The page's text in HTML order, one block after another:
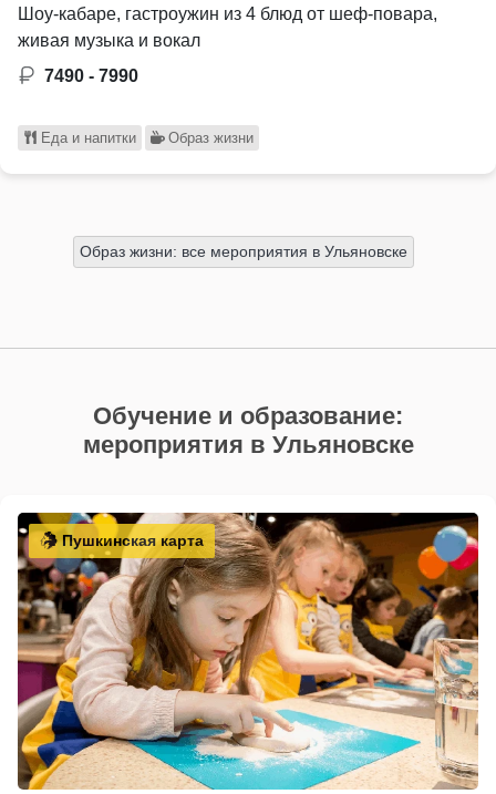
Шоу-кабаре, гастроужин из 4 блюд от шеф-повара,
живая музыка и вокал
7490 - 7990
Еда и напитки Образ жизни
Образ жизни: все мероприятия в Ульяновске
Обучение и образование:
мероприятия в Ульяновске
Пушкинская карта